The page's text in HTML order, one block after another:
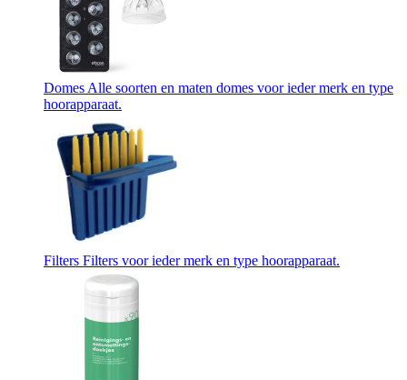
Domes Alle soorten en maten domes voor ieder merk en type
hoorapparaat.
Filters Filters voor ieder merk en type hoorapparaat.